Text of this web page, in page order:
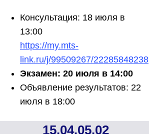
Консультация: 18 июля в
13:00
https://my.mts-
link.ru/j/99509267/22285848238
Экзамен: 20 июля в 14:00
Объявление результатов: 22
июля в 18:00
15.04.05.02